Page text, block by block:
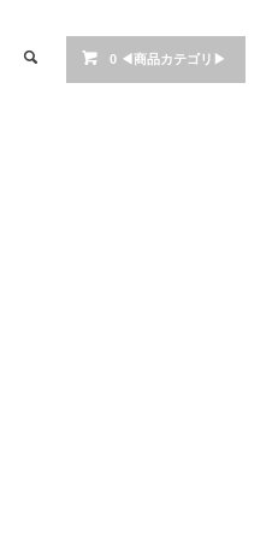
0 ◀商品カテゴリ▶